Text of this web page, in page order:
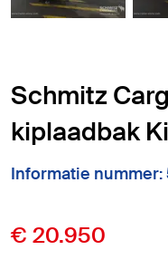
Schmitz
kiplaadbak
Informatie
€ 20.950